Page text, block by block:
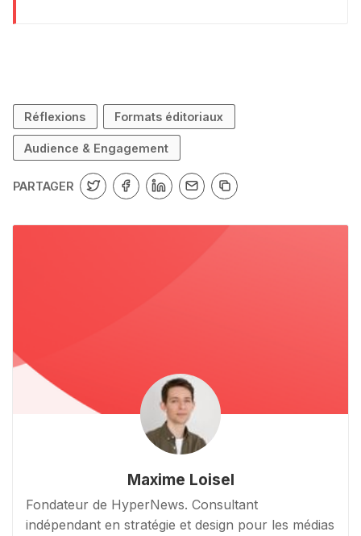
Réflexions Formats éditoriaux
Audience & Engagement
PARTAGER
Maxime Loisel
Fondateur de HyperNews. Consultant
indépendant en stratégie et design pour les médias